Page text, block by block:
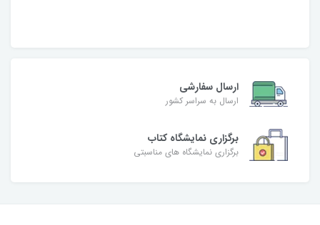
ارسال سفارشی
ارسال به سراسر کشور
برگزاری نمایشگاه کتاب
برگزاری نمایشگاه های مناسبتی